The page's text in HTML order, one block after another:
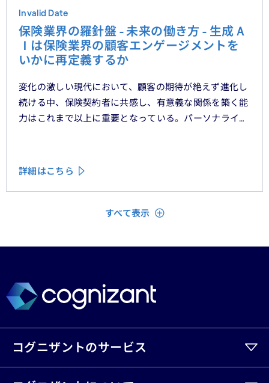
Invalid Date
保険業界の羅針盤 - 未来の働き方 - 生成Ａ
Ｉは保険業界の顧客エンゲージメントを
いかに再定義するか
変化の激しい現代において、顧客の期待が絶えず進化し
続ける中、保険契約者に共感し、有意義な関係を築く能
力はこれまで以上に重要となっている。パーソナライ
いる」「理解されている」と顧客に感じてもらうため
詳細はこちら
すべて表示 閉じる
コグニザントのサービス